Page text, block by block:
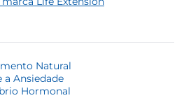
Natural
a Ansiedade
Hormonal